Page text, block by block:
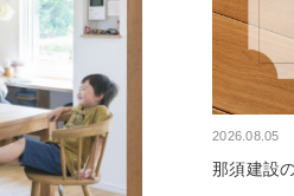
2026.08.05
那須建設